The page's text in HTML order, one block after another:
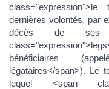
dernières volontés, par
décès de ses
bénéficiaires
légataires</span>). Le
lequel <span